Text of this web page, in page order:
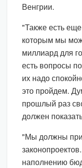
Венгрии.
"Также есть
которым мы
миллиард для
есть вопросы
их надо
это пройдем.
прошлый раз
должен
"Мы должны
наполнению